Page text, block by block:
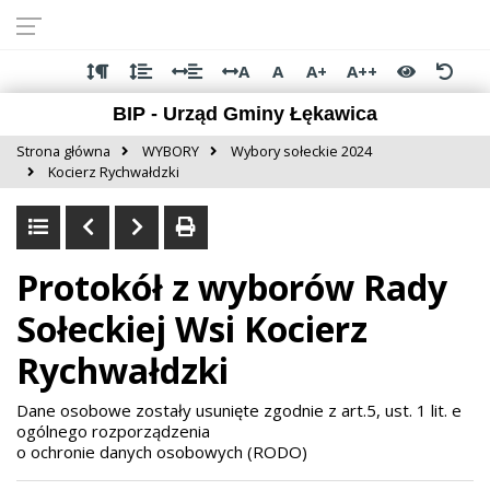
dostępności
głównej
treści
menu
stopki
A A A+
A++
BIP - Urząd Gminy Łękawica
Strona główna WYBORY
Wybory sołeckie 2024
Kocierz Rychwałdzki
Protokół z wyborów Rady
Sołeckiej Wsi Kocierz
Rychwałdzki
Dane osobowe zostały usunięte zgodnie z art.5, ust. 1 lit. e
ogólnego rozporządzenia
o ochronie danych osobowych (RODO)